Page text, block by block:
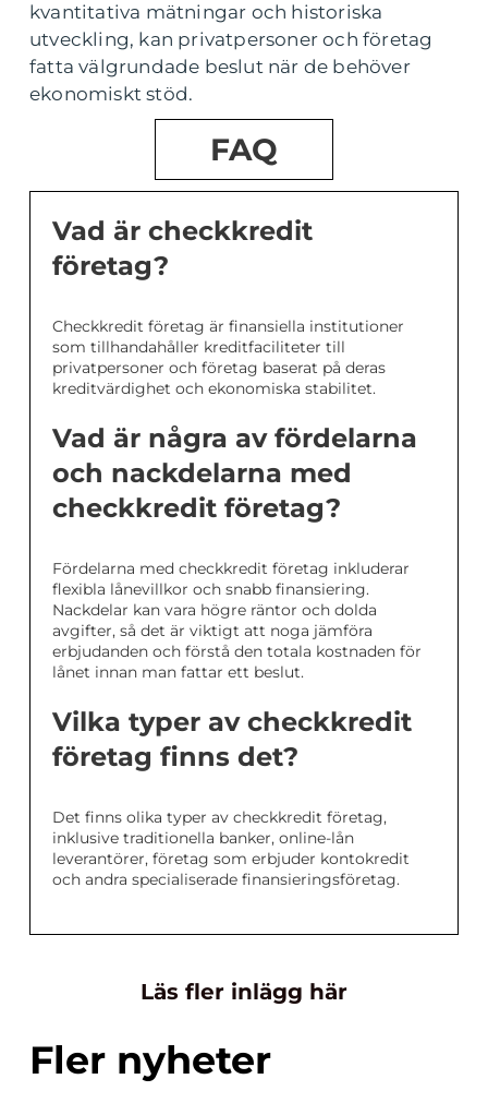
kvantitativa mätningar och historiska
utveckling, kan privatpersoner och företag
fatta välgrundade beslut när de behöver
ekonomiskt stöd.
FAQ
Vad är checkkredit
företag?
Checkkredit företag är finansiella institutioner
som tillhandahåller kreditfaciliteter till
privatpersoner och företag baserat på deras
kreditvärdighet och ekonomiska stabilitet.
Vad är några av fördelarna
och nackdelarna med
checkkredit företag?
Fördelarna med checkkredit företag inkluderar
flexibla lånevillkor och snabb finansiering.
Nackdelar kan vara högre räntor och dolda
avgifter, så det är viktigt att noga jämföra
erbjudanden och förstå den totala kostnaden för
lånet innan man fattar ett beslut.
Vilka typer av checkkredit
företag finns det?
Det finns olika typer av checkkredit företag,
inklusive traditionella banker, online-lån
leverantörer, företag som erbjuder kontokredit
och andra specialiserade finansieringsföretag.
Läs fler inlägg här
Fler nyheter